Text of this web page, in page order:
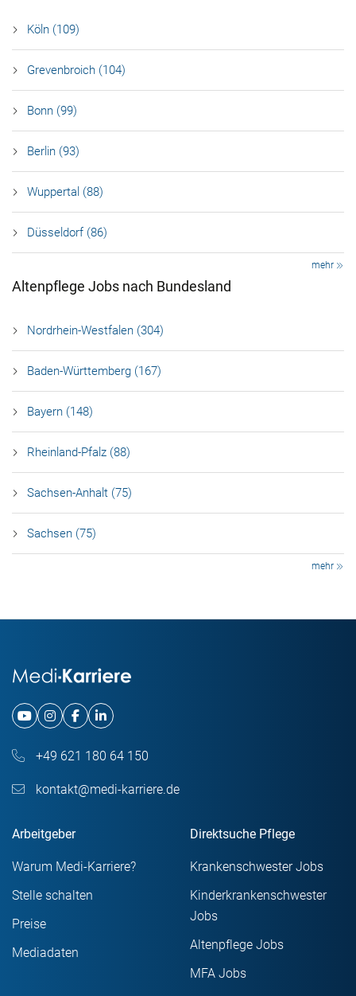
Köln (109)
Grevenbroich (104)
Bonn (99)
Berlin (93)
Wuppertal (88)
Düsseldorf (86)
mehr
Altenpflege Jobs nach Bundesland
Nordrhein-Westfalen (304)
Baden-Württemberg (167)
Bayern (148)
Rheinland-Pfalz (88)
Sachsen-Anhalt (75)
Sachsen (75)
mehr
+49 621 180 64 150
kontakt@medi-karriere.de
Arbeitgeber
Warum Medi-Karriere?
Stelle schalten
Preise
Mediadaten
Direktsuche Pflege
Krankenschwester Jobs
Kinderkrankenschwester
Jobs
Altenpflege Jobs
MFA Jobs